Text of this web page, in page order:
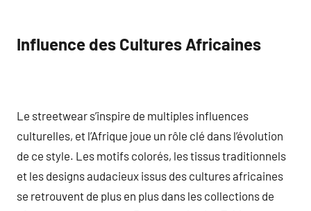
Influence des Cultures Africaines
Le streetwear s’inspire de multiples influences
culturelles, et l’Afrique joue un rôle clé dans l’évolution
de ce style. Les motifs colorés, les tissus traditionnels
et les designs audacieux issus des cultures africaines
se retrouvent de plus en plus dans les collections de